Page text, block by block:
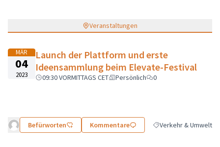
Veranstaltungen
MÄR
04
2023
Launch der Plattform und erste
Ideensammlung beim Elevate-Festival
09:30 VORMITTAGS CET Persönlich 0
Befürworten Kommentare Ergebnisse nach
Verkehr & Umwelt